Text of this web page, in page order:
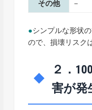
その他 －
●シンプルな形状
ので、損壊リスク
２．
害が発